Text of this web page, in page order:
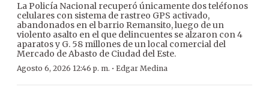
La Policía Nacional recuperó únicamente dos teléfonos
celulares con sistema de rastreo GPS activado,
abandonados en el barrio Remansito, luego de un
violento asalto en el que delincuentes se alzaron con 4
aparatos y G. 58 millones de un local comercial del
Mercado de Abasto de Ciudad del Este.
Agosto 6, 2026 12:46 p. m. · Edgar Medina